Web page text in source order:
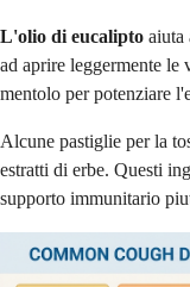
L'olio di eucalipto aiuta
ad aprire leggermente le
mentolo per potenziare
Alcune pastiglie per la
estratti di erbe. Questi
supporto immunitario